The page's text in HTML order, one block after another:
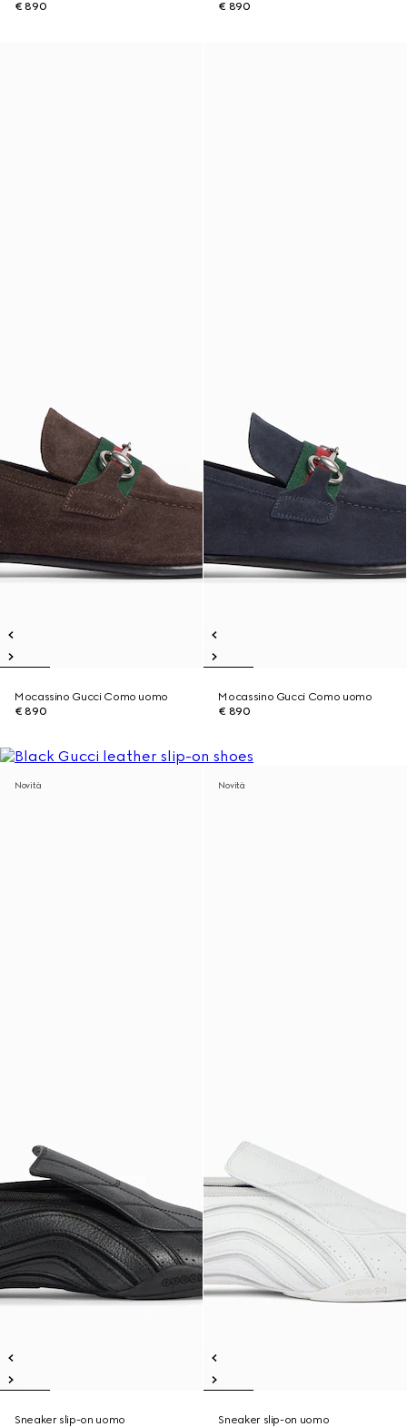
€ 890 € 890
Mocassino Gucci Como uomo
€ 890
Mocassino Gucci Como uomo
€ 890
Novità
Sneaker slip-on uomo
Novità
Sneaker slip-on uomo